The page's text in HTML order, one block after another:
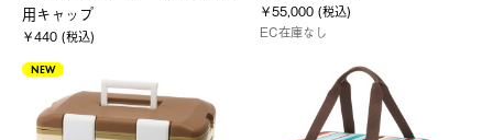
用キャップ
￥440 (税込)
￥55,000 (税込)
EC在庫なし
NEW